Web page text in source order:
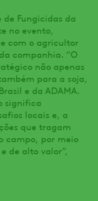
Fungicidas da
no evento,
com o agricultor
companhia. “O
não apenas
para a soja,
e da ADAMA.
significa
locais e, a
que tragam
campo, por meio
de alto valor”,